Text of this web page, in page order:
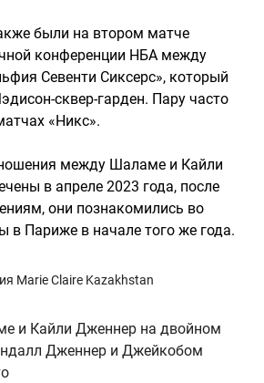
были на втором матче
конференции НБА между
Севенти Сиксерс», который
сквер-гарден. Пару часто
«Никс».
между Шаламе и Кайли
в апреле 2023 года, после
они познакомились во
в Париже в начале того же года.
Marie Claire Kazakhstan
и Кайли Дженнер на двойном
Дженнер и Джейкобом